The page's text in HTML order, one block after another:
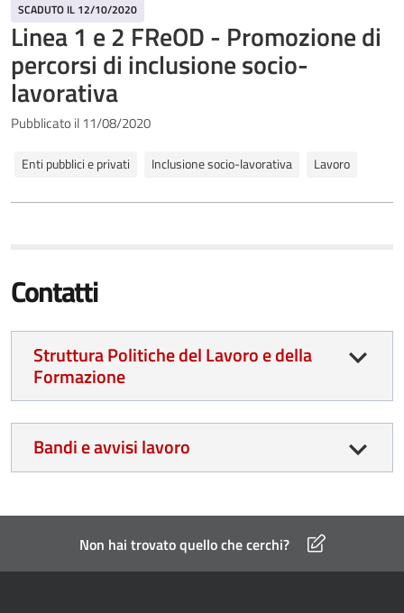
SCADUTO IL 12/10/2020
Linea 1 e 2 FReOD - Promozione di
percorsi di inclusione socio-
lavorativa
Pubblicato il 11/08/2020
Enti pubblici e privati Inclusione socio-lavorativa Lavoro
Contatti
Struttura Politiche del Lavoro e della
Formazione
Bandi e avvisi lavoro
Non hai trovato quello che cerchi?